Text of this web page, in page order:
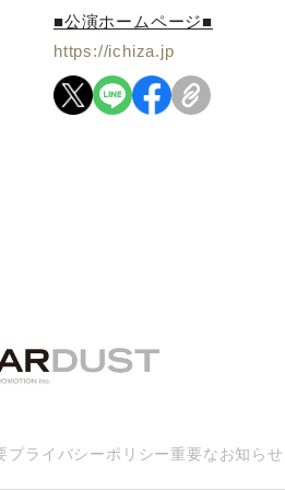
■公演ホームページ■
https://ichiza.jp
プライバシーポリシー重要なお知らせ